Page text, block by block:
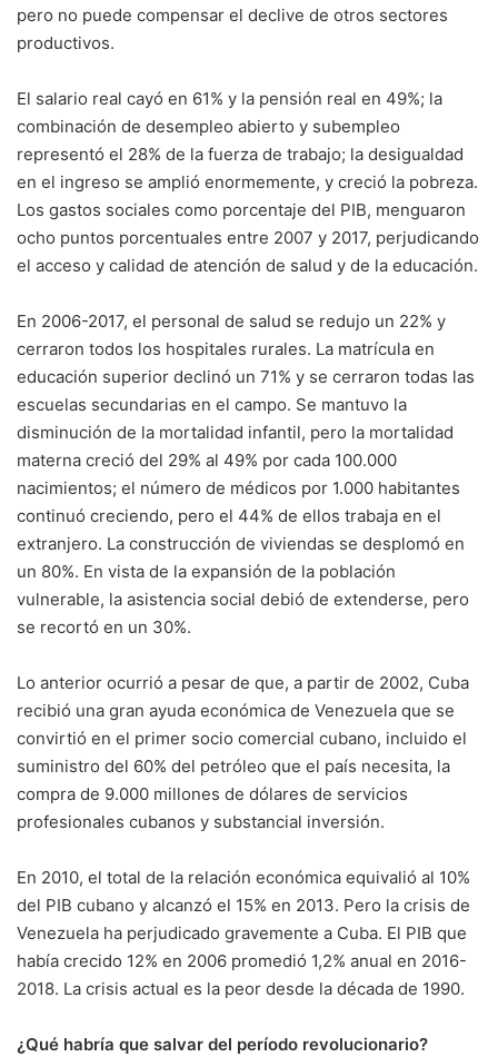
pero no puede compensar el declive de otros sectores
productivos.
El salario real cayó en 61% y la pensión real en 49%; la
combinación de desempleo abierto y subempleo
representó el 28% de la fuerza de trabajo; la desigualdad
en el ingreso se amplió enormemente, y creció la pobreza.
Los gastos sociales como porcentaje del PIB, menguaron
ocho puntos porcentuales entre 2007 y 2017, perjudicando
el acceso y calidad de atención de salud y de la educación.
En 2006-2017, el personal de salud se redujo un 22% y
cerraron todos los hospitales rurales. La matrícula en
educación superior declinó un 71% y se cerraron todas las
escuelas secundarias en el campo. Se mantuvo la
disminución de la mortalidad infantil, pero la mortalidad
materna creció del 29% al 49% por cada 100.000
nacimientos; el número de médicos por 1.000 habitantes
continuó creciendo, pero el 44% de ellos trabaja en el
extranjero. La construcción de viviendas se desplomó en
un 80%. En vista de la expansión de la población
vulnerable, la asistencia social debió de extenderse, pero
se recortó en un 30%.
Lo anterior ocurrió a pesar de que, a partir de 2002, Cuba
recibió una gran ayuda económica de Venezuela que se
convirtió en el primer socio comercial cubano, incluido el
suministro del 60% del petróleo que el país necesita, la
compra de 9.000 millones de dólares de servicios
profesionales cubanos y substancial inversión.
En 2010, el total de la relación económica equivalió al 10%
del PIB cubano y alcanzó el 15% en 2013. Pero la crisis de
Venezuela ha perjudicado gravemente a Cuba. El PIB que
había crecido 12% en 2006 promedió 1,2% anual en 2016-
2018. La crisis actual es la peor desde la década de 1990.
¿Qué habría que salvar del período revolucionario?